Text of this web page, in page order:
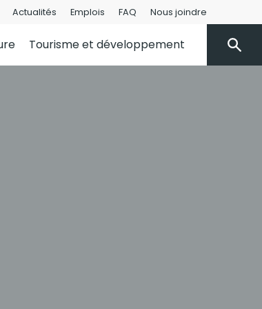
Actualités Emplois FAQ Nous joindre
Tourisme et développement